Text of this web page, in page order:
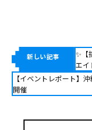
新しい記事
✨【
エイ
【イベントレポート】
開催